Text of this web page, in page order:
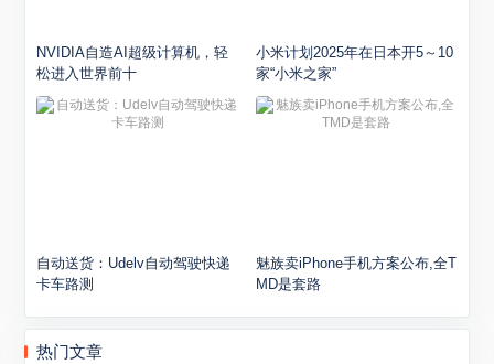
NVIDIA自造AI超级计算机，轻
松进入世界前十
小米计划2025年在日本开5～10
家“小米之家”
自动送货：Udelv自动驾驶快递
卡车路测
魅族卖iPhone手机方案公布,全T
MD是套路
热门文章